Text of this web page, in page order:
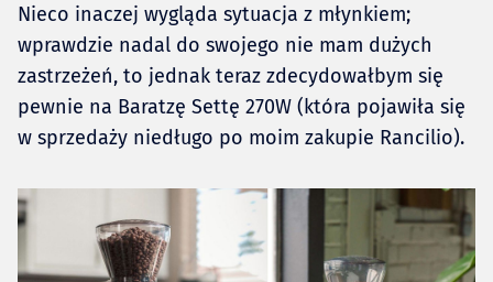
Nieco inaczej wygląda sytuacja z młynkiem;
wprawdzie nadal do swojego nie mam dużych
zastrzeżeń, to jednak teraz zdecydowałbym się
pewnie na Baratzę Settę 270W (która pojawiła się
w sprzedaży niedługo po moim zakupie Rancilio).